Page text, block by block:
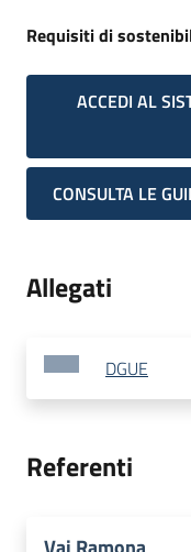
Requisiti di
ACCEDI AL
CONSULTA LE
Allegati
DGUE
Referenti